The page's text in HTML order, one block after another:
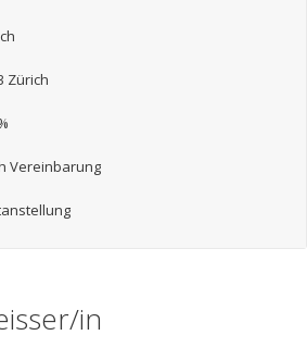
Zürich
Vereinbarung
in